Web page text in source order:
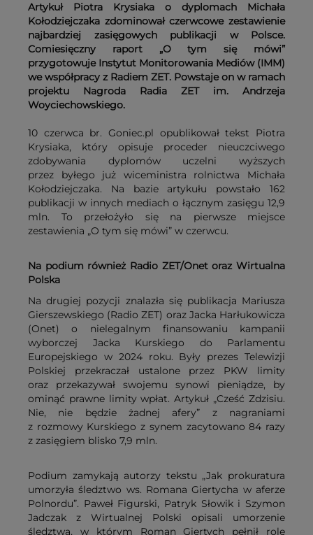
Artykuł Piotra Krysiaka o dyplomach Michała
Kołodziejczaka zdominował czerwcowe zestawienie
najbardziej zasięgowych publikacji w Polsce.
Comiesięczny raport „O tym się mówi”
przygotowuje Instytut Monitorowania Mediów (IMM)
we współpracy z Radiem ZET. Powstaje on w ramach
projektu Nagroda Radia ZET im. Andrzeja
Woyciechowskiego.
10 czerwca br. Goniec.pl opublikował tekst Piotra
Krysiaka, który opisuje proceder nieuczciwego
zdobywania dyplomów uczelni wyższych
przez byłego już wiceministra rolnictwa Michała
Kołodziejczaka. Na bazie artykułu powstało 162
publikacji w innych mediach o łącznym zasięgu 12,9
mln. To przełożyło się na pierwsze miejsce
zestawienia „O tym się mówi” w czerwcu.
Na podium również Radio ZET/Onet oraz Wirtualna
Polska
Na drugiej pozycji znalazła się publikacja Mariusza
Gierszewskiego (Radio ZET) oraz Jacka Harłukowicza
(Onet) o nielegalnym finansowaniu kampanii
wyborczej Jacka Kurskiego do Parlamentu
Europejskiego w 2024 roku. Były prezes Telewizji
Polskiej przekraczał ustalone przez PKW limity
oraz przekazywał swojemu synowi pieniądze, by
ominąć prawne limity wpłat. Artykuł „Cześć Zdzisiu.
Nie, nie będzie żadnej afery” z nagraniami
z rozmowy Kurskiego z synem zacytowano 84 razy
z zasięgiem blisko 7,9 mln.
Podium zamykają autorzy tekstu „Jak prokuratura
umorzyła śledztwo ws. Romana Giertycha w aferze
Polnordu”. Paweł Figurski, Patryk Słowik i Szymon
Jadczak z Wirtualnej Polski opisali umorzenie
śledztwa, w którym Roman Giertych pełnił rolę